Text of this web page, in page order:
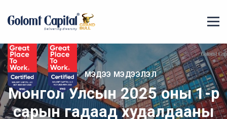
МЭДЭЭ МЭДЭЭЛЭЛ
Монгол Улсын 2025 оны 1-р
сарын гадаад худалдааны